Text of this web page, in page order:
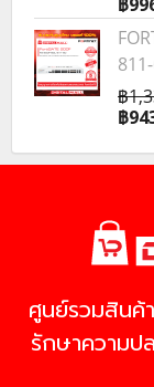
฿
฿
ศูนย์รวมสิน
รักษาความป